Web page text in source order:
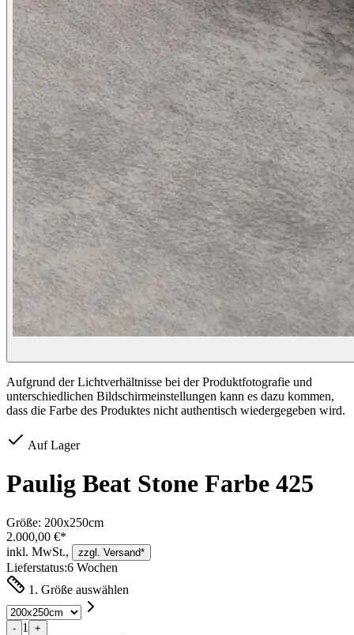
Aufgrund der Lichtverhältnisse bei der Produktfotografie und
unterschiedlichen Bildschirmeinstellungen kann es dazu kommen,
dass die Farbe des Produktes nicht authentisch wiedergegeben wird.
Auf Lager
Paulig Beat Stone Farbe 425
Größe: 200x250cm
2.000,00 €*
inkl. MwSt.,
zzgl. Versand*
Lieferstatus:6 Wochen
1. Größe auswählen
- 1 +